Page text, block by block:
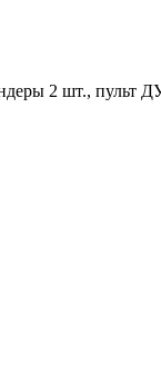
2 шт., пульт